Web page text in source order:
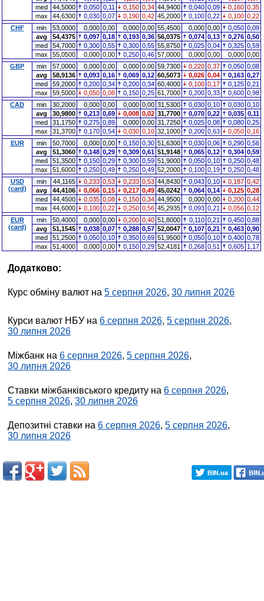
med
44,5000 0,050 0,11 0,150 0,34 44,9400 0,040 0,09 0,160 0,35
max
44,6300 0,030 0,07 0,190 0,42 45,2000 0,100 0,22 0,100 0,22
CHF
min 53,0000 0,000 0,00 0,000 0,00 55,4500 0,000 0,00 0,050 0,09
avg
54,4375 0,097 0,18 0,193 0,36 56,0375 0,074 0,13 0,276 0,50
med
54,7000 0,300 0,55 0,300 0,55 55,8750 0,025 0,04 0,325 0,59
max
55,0500 0,000 0,00 0,250 0,46 57,0000 0,000 0,00 0,000 0,00
GBP
min 57,0000 0,000 0,00 0,000 0,00 59,7300 0,220 0,37 0,050 0,08
avg
58,9136 0,093 0,16 0,069 0,12 60,5073 0,026 0,04 0,163 0,27
med
59,2000 0,200 0,34 0,200 0,34 60,4000 0,100 0,17 0,125 0,21
max
59,5000 0,050 0,08 0,150 0,25 61,7000 0,200 0,33 0,600 0,98
CAD
min 30,2000 0,000 0,00 0,000 0,00 31,5300 0,030 0,10 0,030 0,10
avg
30,9800 0,213 0,69 0,008 0,02 31,7700 0,070 0,22 0,035 0,11
med
31,1750 0,275 0,89 0,000 0,00 31,7250 0,025 0,08 0,080 0,25
max
31,3700 0,170 0,54 0,030 0,10 32,1000 0,200 0,63 0,050 0,16
EUR
min 50,7000 0,000 0,00 0,150 0,30 51,6300 0,030 0,06 0,290 0,56
avg
51,3060 0,148 0,29 0,309 0,61 51,9148 0,065 0,12 0,304 0,59
med
51,3500 0,150 0,29 0,300 0,59 51,9000 0,050 0,10 0,250 0,48
max
51,6000 0,250 0,49 0,250 0,49 52,2000 0,100 0,19 0,250 0,48
USD
(card)
min 44,1165 0,233 0,53 0,233 0,53 44,8430 0,043 0,10 0,187 0,42
avg
44,4106 0,066 0,15 0,217 0,49 45,0242 0,064 0,14 0,125 0,28
med
44,4500 0,035 0,08 0,150 0,34 44,9500 0,000 0,00 0,200 0,44
max
44,6000 0,100 0,22 0,250 0,56 45,2935 0,093 0,21 0,056 0,12
EUR
(card)
min 50,4000 0,000 0,00 0,200 0,40 51,8000 0,110 0,21 0,450 0,88
avg
51,1545 0,038 0,07 0,288 0,57 52,0047 0,107 0,21 0,463 0,90
med
51,2500 0,050 0,10 0,350 0,69 51,9500 0,050 0,10 0,400 0,78
max
51,4000 0,000 0,00 0,150 0,29 52,4181 0,268 0,51 0,605 1,17
Додатково:
Курс обміну валют на 5 серпня 2026, 30 липня 2026
Курси валют НБУ на 6 серпня 2026, 5 серпня 2026,
30 липня 2026
Міжбанк на 6 серпня 2026, 5 серпня 2026,
30 липня 2026
Ставки міжбанківського кредиту на 6 серпня 2026,
5 серпня 2026, 30 липня 2026
Депозитні ставки на 6 серпня 2026, 5 серпня 2026,
30 липня 2026